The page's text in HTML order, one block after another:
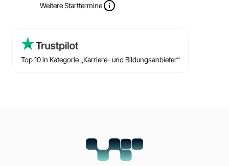
Weitere Starttermine
Top 10 in Kategorie „Karriere- und Bildungsanbieter“